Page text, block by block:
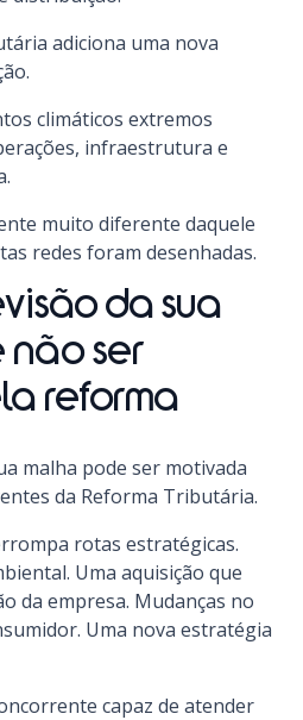
adiciona uma nova
climáticos extremos
infraestrutura e
muito diferente daquele
redes foram desenhadas.
da sua
não ser
reforma
malha pode ser motivada
da Reforma Tributária.
rotas estratégicas.
Uma aquisição que
da empresa. Mudanças no
Uma nova estratégia
capaz de atender